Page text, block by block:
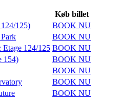
Køb billet
125)
BOOK NU
BOOK NU
124/125 BOOK NU
154)
BOOK NU
BOOK NU
BOOK NU
BOOK NU